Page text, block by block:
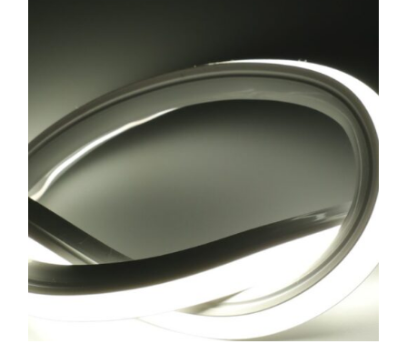
VARIANTES.
LAS
OPCIONES
PUEDEN
ELEGIR